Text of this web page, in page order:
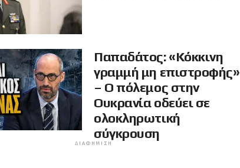
Παπαδάτος: «Κόκκινη
γραμμή μη επιστροφής»
– Ο πόλεμος στην
Ουκρανία οδεύει σε
ολοκληρωτική
σύγκρουση
ΔΙΑΦΉΜΙΣΗ